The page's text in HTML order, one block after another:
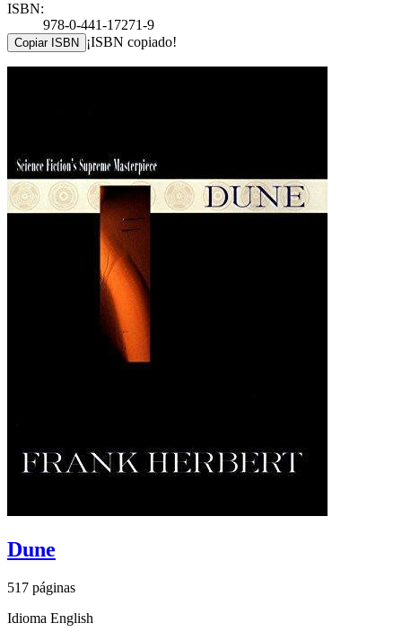
ISBN:
978-0-441-17271-9
Copiar ISBN ¡ISBN copiado!
Dune
517 páginas
Idioma English